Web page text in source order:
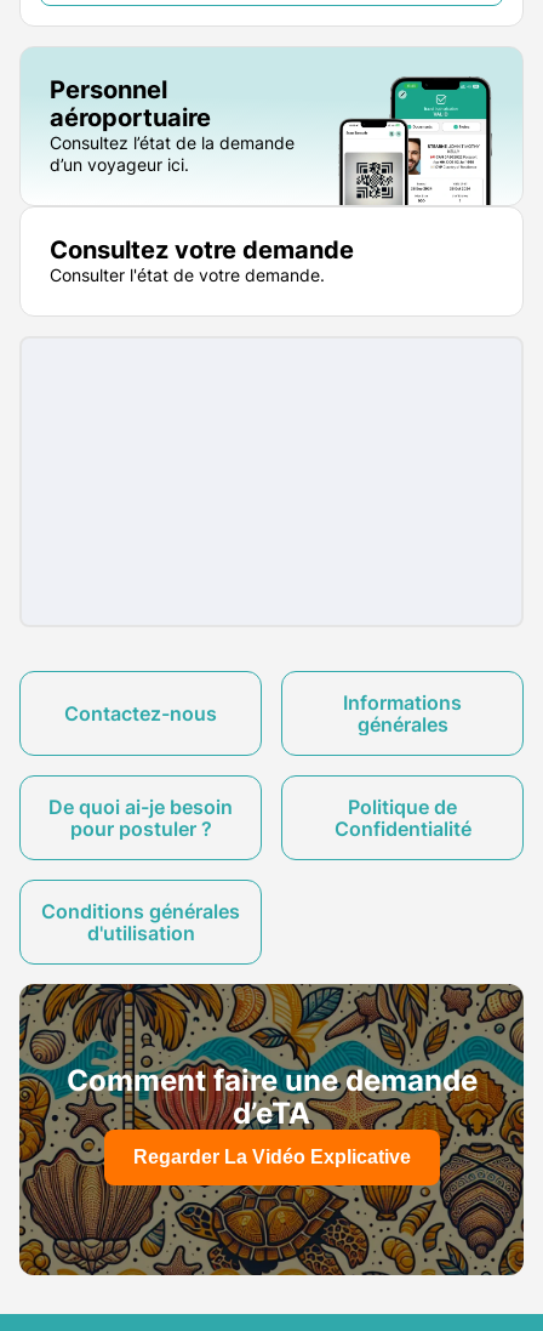
Personnel
aéroportuaire
Consultez l’état de la demande
d’un voyageur ici.
Consultez votre demande
Consulter l'état de votre demande.
Contactez-nous
Informations
générales
De quoi ai-je besoin
pour postuler ?
Politique de
Confidentialité
Conditions générales
d'utilisation
Comment faire une demande
d’eTA
Regarder La Vidéo Explicative